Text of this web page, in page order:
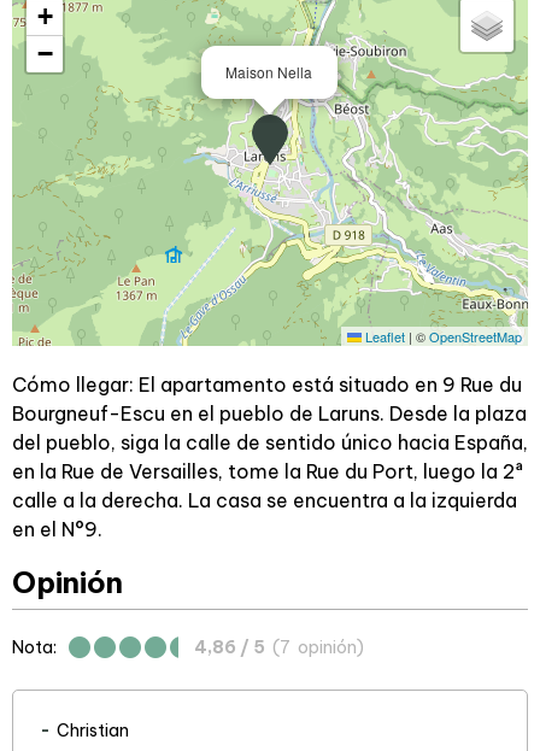
Maison Nella
+
−
Leaflet | ©OpenStreetMap
Cómo llegar: El apartamento está situado en 9 Rue du
Bourgneuf-Escu en el pueblo de Laruns. Desde la plaza
del pueblo, siga la calle de sentido único hacia España,
en la Rue de Versailles, tome la Rue du Port, luego la 2ª
calle a la derecha. La casa se encuentra a la izquierda
en el N°9.
Opinión
Nota: 4,86 / 5 (7 opinión)
Christian